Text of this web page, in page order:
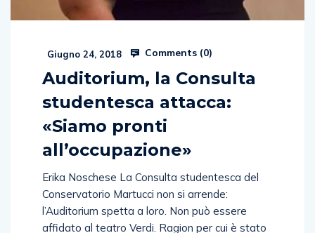
Giugno 24, 2018
Auditorium, la Consulta
studentesca attacca:
«Siamo pronti
all’occupazione»
Erika Noschese La Consulta studentesca del
Conservatorio Martucci non si arrende:
l’Auditorium spetta a loro. Non può essere